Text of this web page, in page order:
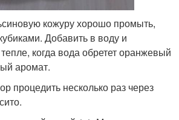
кожуру хорошо промыть,
Добавить в воду и
когда вода обретет оранжевый
аромат.
процедить несколько раз через